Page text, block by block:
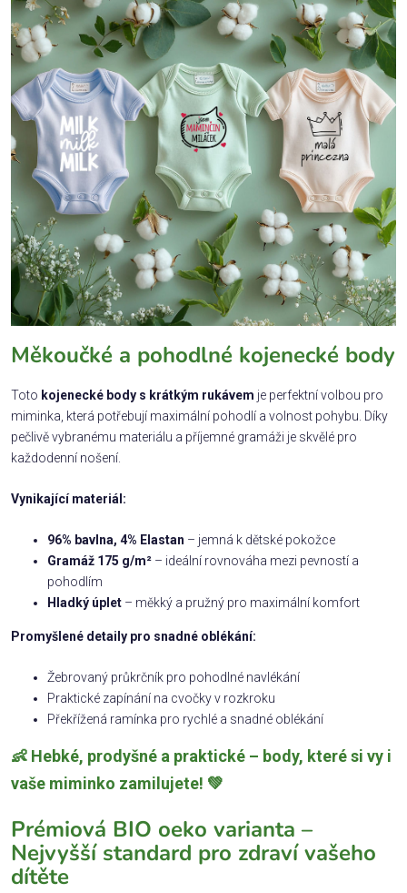
Měkoučké a pohodlné kojenecké body
Toto kojenecké body s krátkým rukávem je perfektní volbou pro
miminka, která potřebují maximální pohodlí a volnost pohybu. Díky
pečlivě vybranému materiálu a příjemné gramáži je skvělé pro
každodenní nošení.
Vynikající materiál:
96% bavlna, 4% Elastan – jemná k dětské pokožce
Gramáž 175 g/m² – ideální rovnováha mezi pevností a
pohodlím
Hladký úplet – měkký a pružný pro maximální komfort
Promyšlené detaily pro snadné oblékání:
Žebrovaný průkrčník pro pohodlné navlékání
Praktické zapínání na cvočky v rozkroku
Překřížená ramínka pro rychlé a snadné oblékání
👶 Hebké, prodyšné a praktické – body, které si vy i
vaše miminko zamilujete! 💚
Prémiová BIO oeko varianta –
Nejvyšší standard pro zdraví vašeho
dítěte